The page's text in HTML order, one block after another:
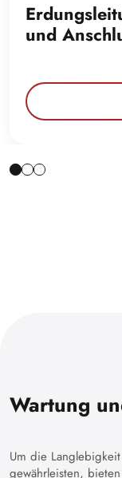
und
Wartung
Um die
gewährleisten,